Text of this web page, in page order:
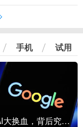
手机 试用
谷歌AI大换血，背后究竟发生了什么？